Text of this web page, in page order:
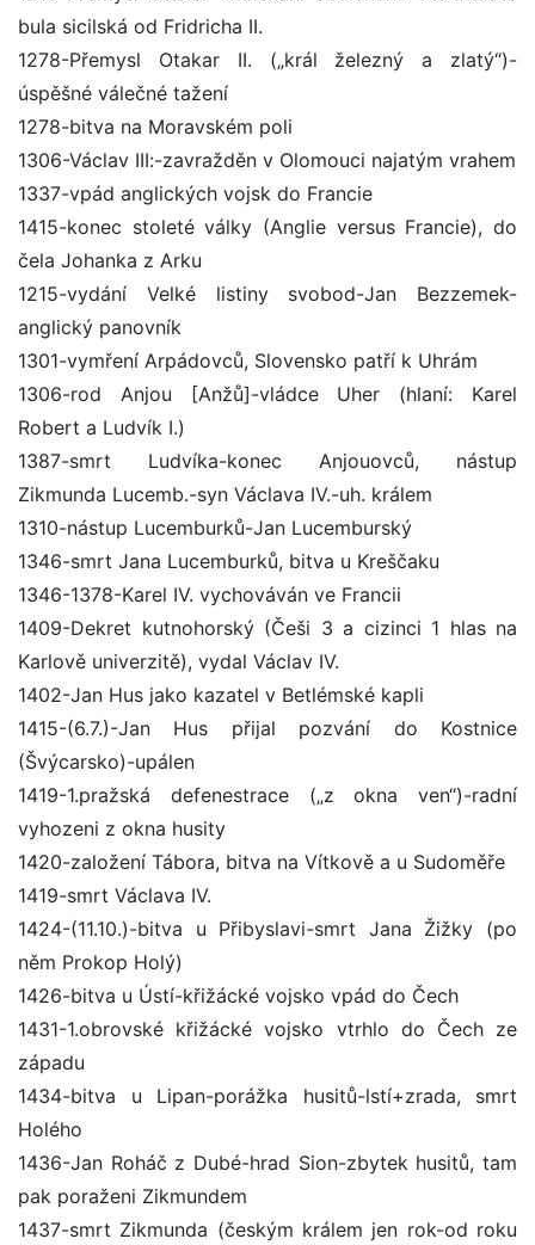
bula sicilská od Fridricha II.
1278-Přemysl Otakar II. („král železný a zlatý“)-
úspěšné válečné tažení
1278-bitva na Moravském poli
1306-Václav III:-zavražděn v Olomouci najatým vrahem
1337-vpád anglických vojsk do Francie
1415-konec stoleté války (Anglie versus Francie), do
čela Johanka z Arku
1215-vydání Velké listiny svobod-Jan Bezzemek-
anglický panovník
1301-vymření Arpádovců, Slovensko patří k Uhrám
1306-rod Anjou [Anžů]-vládce Uher (hlaní: Karel
Robert a Ludvík I.)
1387-smrt Ludvíka-konec Anjouovců, nástup
Zikmunda Lucemb.-syn Václava IV.-uh. králem
1310-nástup Lucemburků-Jan Lucemburský
1346-smrt Jana Lucemburků, bitva u Kreščaku
1346-1378-Karel IV. vychováván ve Francii
1409-Dekret kutnohorský (Češi 3 a cizinci 1 hlas na
Karlově univerzitě), vydal Václav IV.
1402-Jan Hus jako kazatel v Betlémské kapli
1415-(6.7.)-Jan Hus přijal pozvání do Kostnice
(Švýcarsko)-upálen
1419-1.pražská defenestrace („z okna ven“)-radní
vyhozeni z okna husity
1420-založení Tábora, bitva na Vítkově a u Sudoměře
1419-smrt Václava IV.
1424-(11.10.)-bitva u Přibyslavi-smrt Jana Žižky (po
něm Prokop Holý)
1426-bitva u Ústí-křižácké vojsko vpád do Čech
1431-1.obrovské křižácké vojsko vtrhlo do Čech ze
západu
1434-bitva u Lipan-porážka husitů-lstí+zrada, smrt
Holého
1436-Jan Roháč z Dubé-hrad Sion-zbytek husitů, tam
pak poraženi Zikmundem
1437-smrt Zikmunda (českým králem jen rok-od roku